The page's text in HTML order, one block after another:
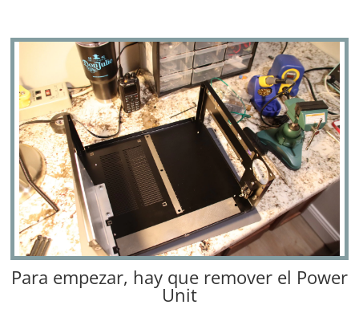
Para empezar, hay que remover el Power
Unit